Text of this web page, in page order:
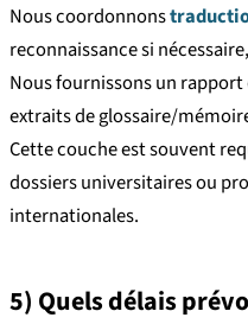
Nous coordonnons
reconnaissance si
Nous fournissons un rapport
extraits de glossaire/
Cette couche est souvent
dossiers universitaires ou
internationales.
5) Quels délais